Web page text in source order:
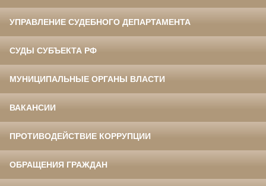
УПРАВЛЕНИЕ СУДЕБНОГО ДЕПАРТАМЕНТА
СУДЫ СУБЪЕКТА РФ
МУНИЦИПАЛЬНЫЕ ОРГАНЫ ВЛАСТИ
ВАКАНСИИ
ПРОТИВОДЕЙСТВИЕ КОРРУПЦИИ
ОБРАЩЕНИЯ ГРАЖДАН